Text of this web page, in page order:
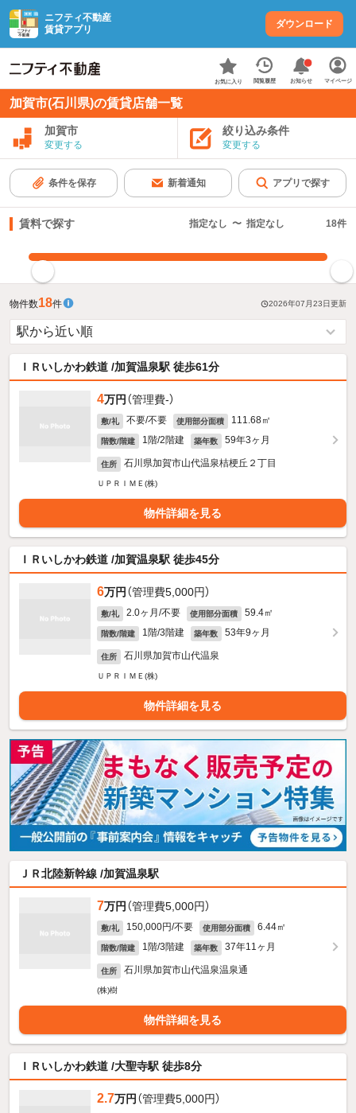
ニフティ不動産
賃貸アプリ
ダウンロード
お気に入り 閲覧履歴 お知らせ マイページ
加賀市(石川県)の賃貸店舗一覧
加賀市
変更する
絞り込み条件
変更する
条件を保存 新着通知 アプリで探す
賃料で探す 指定なし 〜 指定なし 18件
物件数18件 2026年07月23日更新
ＩＲいしかわ鉄道 /加賀温泉駅 徒歩61分
4万円 （管理費-）
敷/礼 不要/不要 使用部分面積 111.68㎡
階数/階建 1階/2階建 築年数 59年3ヶ月
住所 石川県加賀市山代温泉桔梗丘２丁目
ＵＰＲＩＭＥ(株)
物件詳細を見る
ＩＲいしかわ鉄道 /加賀温泉駅 徒歩45分
6万円 （管理費5,000円）
敷/礼 2.0ヶ月/不要 使用部分面積 59.4㎡
階数/階建 1階/3階建 築年数 53年9ヶ月
住所 石川県加賀市山代温泉
ＵＰＲＩＭＥ(株)
物件詳細を見る
ＪＲ北陸新幹線 /加賀温泉駅
7万円 （管理費5,000円）
敷/礼 150,000円/不要 使用部分面積 6.44㎡
階数/階建 1階/3階建 築年数 37年11ヶ月
住所 石川県加賀市山代温泉温泉通
(株)樹
物件詳細を見る
ＩＲいしかわ鉄道 /大聖寺駅 徒歩8分
2.7万円 （管理費5,000円）